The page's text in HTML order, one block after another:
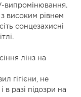
випромінювання.
високим рівнем
сонцезахисні
лінз на
гігієни, не
в разі підозри на